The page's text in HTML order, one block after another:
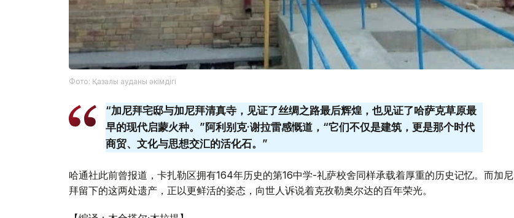
Фото: Қазалы ауданы әкімдігі
“加尼拜宅邸与加尼拜清真寺，见证了丝绸之路最后辉煌，也见证了哈萨克草原最
早的现代启蒙火种。”阿利别克·谢拉雷感慨道，“它们不仅是建筑，更是那个时代
商贸、文化与思想交汇的活化石。”
哈通社此前曾报道，卡扎勒区拥有164年历史的第16中学-礼萨校舍同样承载着厚重的历史记忆。而加尼
拜留下的这两处遗产，正以更鲜活的姿态，向世人诉说着克孜勒奥尔达的百年荣光。